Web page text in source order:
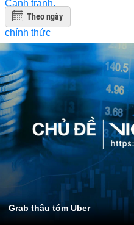
Theo ngày
Grab thâu tóm Uber